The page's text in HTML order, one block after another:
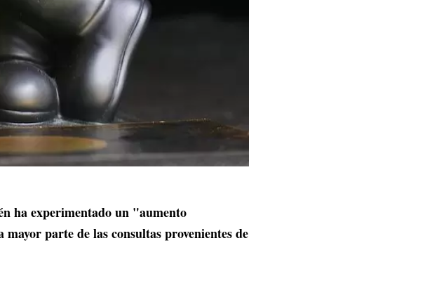
ha experimentado un "aumento
parte de las consultas provenientes de